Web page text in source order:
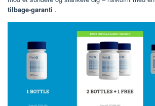
tilbage-garanti .